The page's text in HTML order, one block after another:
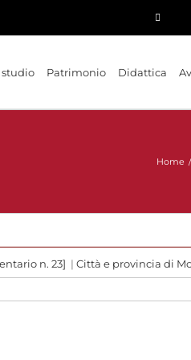
studio Patrimonio Didattica
Home /
n. 23] | Città e provincia di